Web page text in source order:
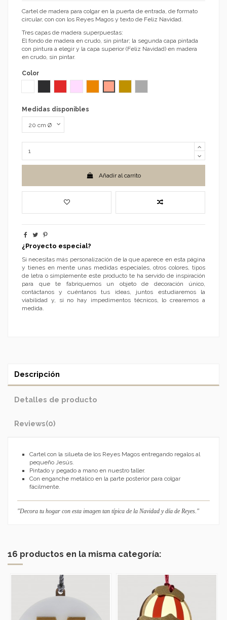
Cartel de madera para colgar en la puerta de entrada, de formato
circular, con con los Reyes Magos y texto de Feliz Navidad.
Tres capas de madera superpuestas:
El fondo de madera en crudo, sin pintar; la segunda capa pintada
con pintura a elegir y la capa superior (Feliz Navidad) en madera
en crudo, sin pintar.
Color
Medidas disponibles
Añadir al carrito
¿Proyecto especial?
Si necesitas más personalización de la que aparece en esta página
y tienes en mente unas medidas especiales, otros colores, tipos
de letra o simplemente este producto te ha servido de inspiración
para que te fabriquemos un objeto de decoración único,
contáctanos y cuéntanos tus ideas, juntos estudiaremos la
viabilidad y, si no hay impedimentos técnicos, lo crearemos a
medida.
Descripción
Detalles de producto
Reviews(0)
Cartel con la silueta de los Reyes Magos entregando regalos al
pequeño Jesús.
Pintado y pegado a mano en nuestro taller.
Con enganche metálico en la parte posterior para colgar
fácilmente.
"Decora tu hogar con esta imagen tan típica de la Navidad y día de Reyes."
16 productos en la misma categoría: